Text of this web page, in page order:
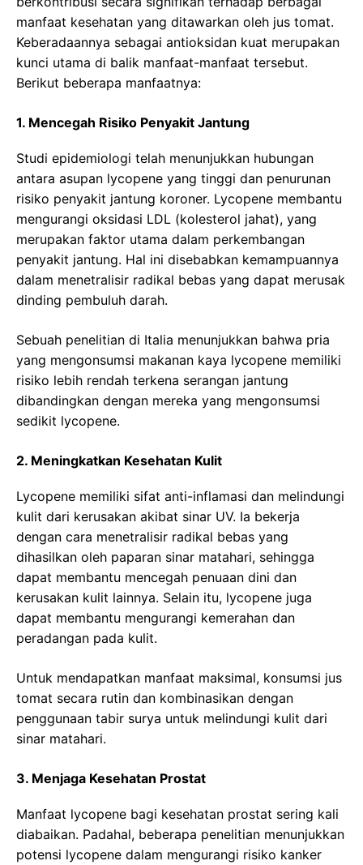
manfaat kesehatan yang ditawarkan oleh jus tomat.
Keberadaannya sebagai antioksidan kuat merupakan
kunci utama di balik manfaat-manfaat tersebut.
Berikut beberapa manfaatnya:
1. Mencegah Risiko Penyakit Jantung
Studi epidemiologi telah menunjukkan hubungan
antara asupan lycopene yang tinggi dan penurunan
risiko penyakit jantung koroner. Lycopene membantu
mengurangi oksidasi LDL (kolesterol jahat), yang
merupakan faktor utama dalam perkembangan
penyakit jantung. Hal ini disebabkan kemampuannya
dalam menetralisir radikal bebas yang dapat merusak
dinding pembuluh darah.
Sebuah penelitian di Italia menunjukkan bahwa pria
yang mengonsumsi makanan kaya lycopene memiliki
risiko lebih rendah terkena serangan jantung
dibandingkan dengan mereka yang mengonsumsi
sedikit lycopene.
2. Meningkatkan Kesehatan Kulit
Lycopene memiliki sifat anti-inflamasi dan melindungi
kulit dari kerusakan akibat sinar UV. Ia bekerja
dengan cara menetralisir radikal bebas yang
dihasilkan oleh paparan sinar matahari, sehingga
dapat membantu mencegah penuaan dini dan
kerusakan kulit lainnya. Selain itu, lycopene juga
dapat membantu mengurangi kemerahan dan
peradangan pada kulit.
Untuk mendapatkan manfaat maksimal, konsumsi jus
tomat secara rutin dan kombinasikan dengan
penggunaan tabir surya untuk melindungi kulit dari
sinar matahari.
3. Menjaga Kesehatan Prostat
Manfaat lycopene bagi kesehatan prostat sering kali
diabaikan. Padahal, beberapa penelitian menunjukkan
potensi lycopene dalam mengurangi risiko kanker